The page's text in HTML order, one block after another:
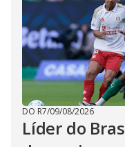
DO R7/09/08/2026
Líder do